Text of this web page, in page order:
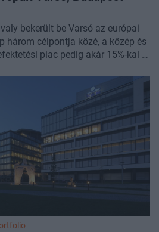
bekerült be Varsó az európai
három célpontja közé, a közép és
piac pedig akár 15%-kal is
ingatlanpiaci befektetési
euróra emelkedett, ami bár az
még mindig elmarad a régió
ki a cég budapesti ingatlanpiaci